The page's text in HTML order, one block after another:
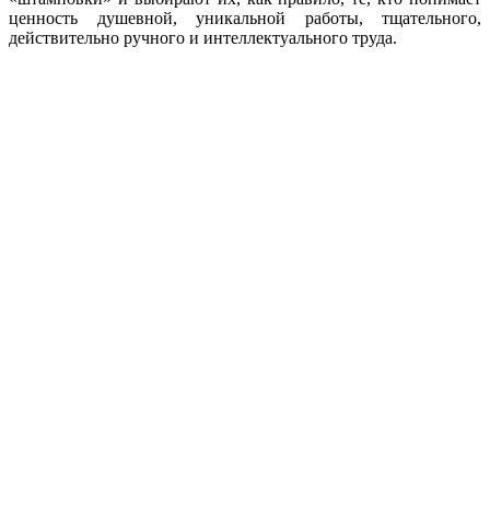
ценность душевной, уникальной работы, тщательного,
действительно ручного и интеллектуального труда.